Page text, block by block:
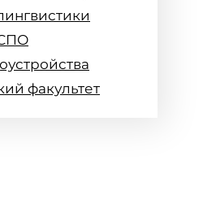
факультет